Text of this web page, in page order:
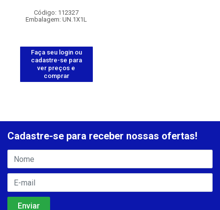
Código: 112327
Embalagem: UN.1X1L
Faça seu login ou
cadastre-se para
ver preços e
comprar
Cadastre-se para receber nossas ofertas!